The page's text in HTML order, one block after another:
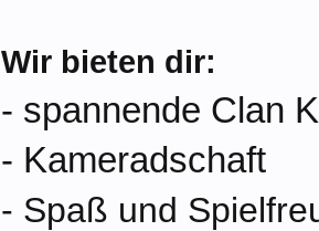
Wir bieten dir:
- spannende Clan
- Kameradschaft
- Spaß und